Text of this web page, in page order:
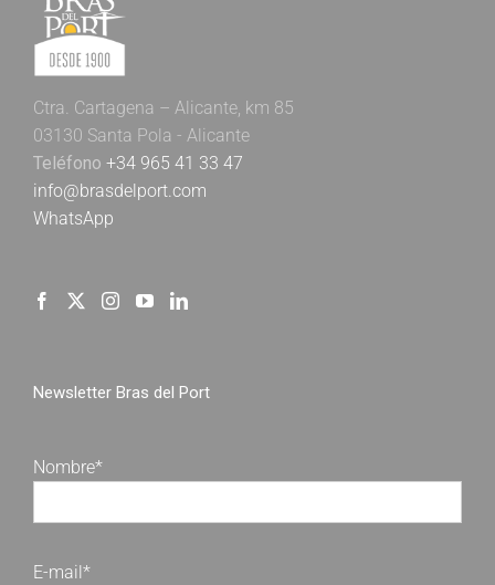
Ctra. Cartagena – Alicante, km 85
03130 Santa Pola - Alicante
Teléfono +34 965 41 33 47
info@brasdelport.com
WhatsApp
Newsletter Bras del Port
Nombre*
E-mail*